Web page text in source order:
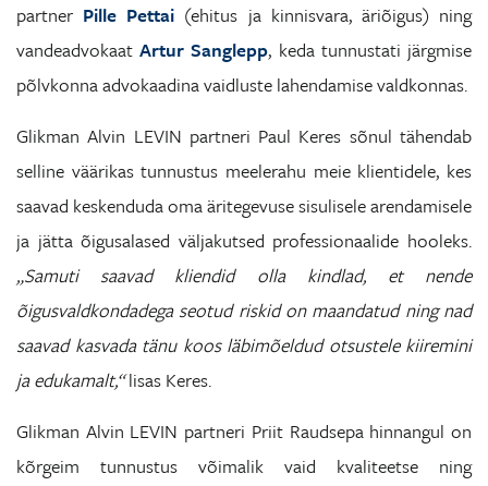
partner Pille Pettai (ehitus ja kinnisvara, äriõigus) ning
vandeadvokaatArtur Sanglepp, keda tunnustati järgmise
põlvkonna advokaadina vaidluste lahendamise valdkonnas.
Glikman Alvin LEVIN partneri Paul Keres sõnul tähendab
selline väärikas tunnustus meelerahu meie klientidele, kes
saavad keskenduda oma äritegevuse sisulisele arendamisele
ja jätta õigusalased väljakutsed professionaalide hooleks.
„Samuti saavad kliendid olla kindlad, et nende
õigusvaldkondadega seotud riskid on maandatud ning nad
saavad kasvada tänu koos läbimõeldud otsustele kiiremini
ja edukamalt,“lisas Keres.
Glikman Alvin LEVIN partneri Priit Raudsepa hinnangul on
kõrgeim tunnustus võimalik vaid kvaliteetse ning